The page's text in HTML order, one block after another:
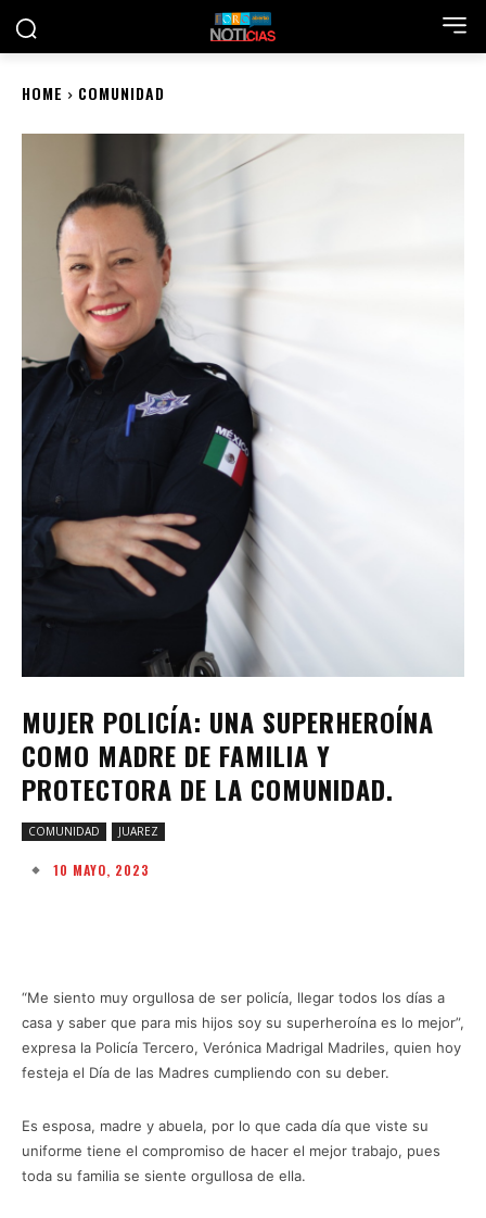
HOME COMUNIDAD
MUJER POLICÍA: UNA SUPERHEROÍNA
COMO MADRE DE FAMILIA Y
PROTECTORA DE LA COMUNIDAD.
COMUNIDAD JUAREZ
10 MAYO, 2023
“Me siento muy orgullosa de ser policía, llegar todos los días a
casa y saber que para mis hijos soy su superheroína es lo mejor”,
expresa la Policía Tercero, Verónica Madrigal Madriles, quien hoy
festeja el Día de las Madres cumpliendo con su deber.
Es esposa, madre y abuela, por lo que cada día que viste su
uniforme tiene el compromiso de hacer el mejor trabajo, pues
toda su familia se siente orgullosa de ella.